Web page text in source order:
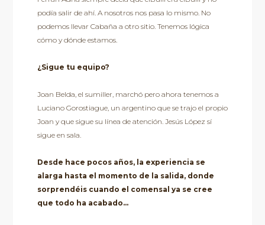
podía salir de ahí. A nosotros nos pasa lo mismo. No
podemos llevar Cabaña a otro sitio. Tenemos lógica
cómo y dónde estamos.
¿Sigue tu equipo?
Joan Belda, el sumiller, marchó pero ahora tenemos a
Luciano Gorostiague, un argentino que se trajo el propio
Joan y que sigue su línea de atención. Jesús López sí
sigue en sala.
Desde hace pocos años, la experiencia se
alarga hasta el momento de la salida, donde
sorprendéis cuando el comensal ya se cree
que todo ha acabado…